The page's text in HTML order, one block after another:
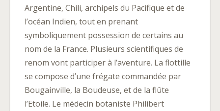
Argentine, Chili, archipels du Pacifique et de
l’océan Indien, tout en prenant
symboliquement possession de certains au
nom de la France. Plusieurs scientifiques de
renom vont participer à l’aventure. La flottille
se compose d’une frégate commandée par
Bougainville, la Boudeuse, et de la flûte
l’Etoile. Le médecin botaniste Philibert